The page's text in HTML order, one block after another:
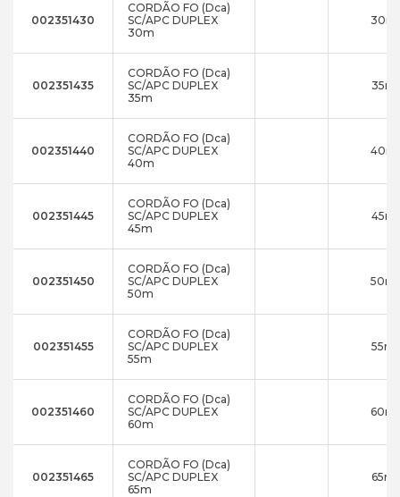
002351430
CORDÃO FO (Dca)
SC/APC DUPLEX
30m
30m
002351435
CORDÃO FO (Dca)
SC/APC DUPLEX
35m
35m
002351440
CORDÃO FO (Dca)
SC/APC DUPLEX
40m
40m
002351445
CORDÃO FO (Dca)
SC/APC DUPLEX
45m
45m
002351450
CORDÃO FO (Dca)
SC/APC DUPLEX
50m
50m
002351455
CORDÃO FO (Dca)
SC/APC DUPLEX
55m
55m
002351460
CORDÃO FO (Dca)
SC/APC DUPLEX
60m
60m
002351465
CORDÃO FO (Dca)
SC/APC DUPLEX
65m
65m